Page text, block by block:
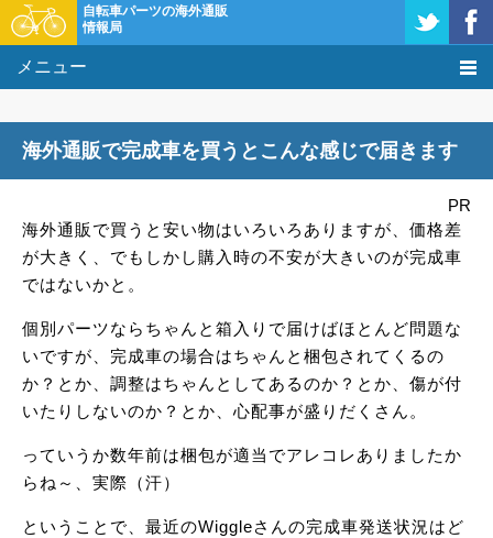
自転車パーツの海外通販
情報局
メニュー
タレコミ掲示板
基礎知識
クーポン＆セール
激安情報
海外通販で完成車を買うとこんな感じで届きます
PR
海外通販で買うと安い物はいろいろありますが、価格差
が大きく、でもしかし購入時の不安が大きいのが完成車
ではないかと。
個別パーツならちゃんと箱入りで届けばほとんど問題な
いですが、完成車の場合はちゃんと梱包されてくるの
か？とか、調整はちゃんとしてあるのか？とか、傷が付
いたりしないのか？とか、心配事が盛りだくさん。
っていうか数年前は梱包が適当でアレコレありましたか
らね～、実際（汗）
ということで、最近のWiggleさんの完成車発送状況はど